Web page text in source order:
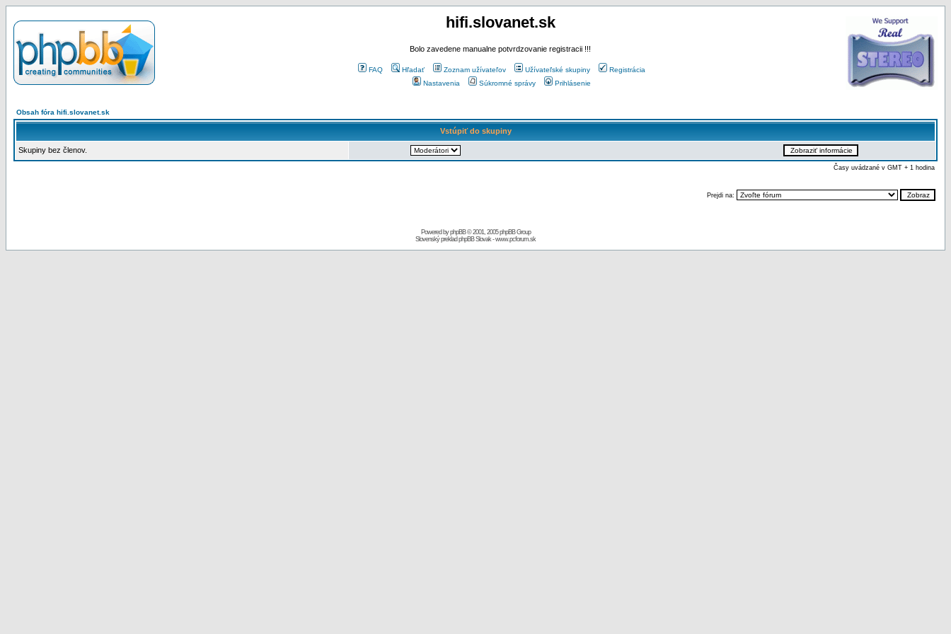
hifi.slovanet.sk
Bolo zavedene manualne potvrdzovanie registracii !!!
FAQ Hľadať Zoznam užívateľov Užívateľské skupiny
Registrácia
Nastavenia
Súkromné správy Prihlásenie
Obsah fóra hifi.slovanet.sk
Vstúpiť do skupiny
Skupiny bez členov.
Časy uvádzané v GMT + 1 hodina
Prejdi na:
Powered byphpBB© 2001, 2005 phpBB Group
Slovenský preklad phpBB Slovak-www.pcforum.sk